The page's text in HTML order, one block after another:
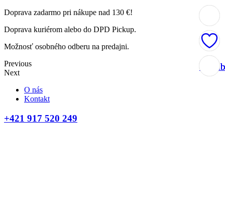
Doprava zadarmo pri nákupe nad 130 €!
Doprava kuriérom alebo do DPD Pickup.
Možnosť osobného odberu na predajni.
Previous
Next
O nás
Kontakt
+421 917 520 249